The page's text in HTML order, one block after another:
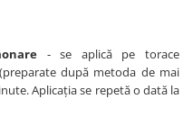
- se aplică pe torace
după metoda de mai
Aplicaţia se repetă o dată la